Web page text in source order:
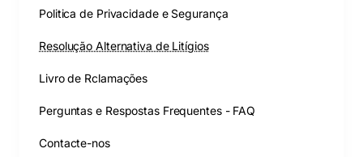
Politica de Privacidade e Segurança
Resolução Alternativa de Litígios
Livro de Rclamações
Perguntas e Respostas Frequentes - FAQ
Contacte-nos